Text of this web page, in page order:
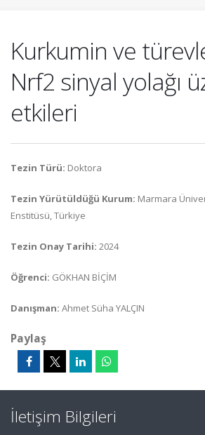
Kurkumin ve
Nrf2 sinyal yolağı
etkileri
Tezin Türü: Doktora
Tezin Yürütüldüğü Kurum: Marmara
Enstitüsü, Türkiye
Tezin Onay Tarihi: 2024
Öğrenci: GÖKHAN BİÇİM
Danışman: Ahmet Süha YALÇIN
Paylaş
İletişim Bilgileri